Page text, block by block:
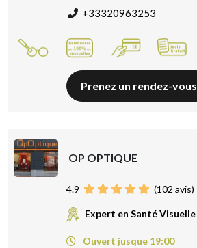
+33320963253
Prenez un rendez-vous
OP OPTIQUE
4.9 (102 avis)
Expert en Santé Visuelle
Ouvert jusque 19:00